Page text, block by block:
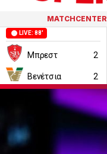
MATCHCENTER
LIVE: 88'
Μπρεστ 2
Βενέτσια 2